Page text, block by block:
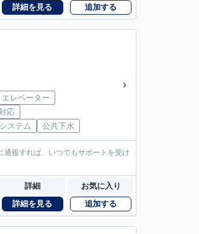
詳細を見る 追加する
エレベーター
応
ステム
公共下水
報すれば、いつでもサポートを受け
詳細 お気に入り
詳細を見る 追加する